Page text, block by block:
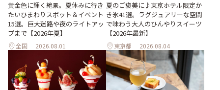
黄金色に輝く絶景。夏休みに行き
たいひまわりスポット＆イベント
15選。巨大迷路や夜のライトアッ
プまで【2026年夏】
全国 2026.08.01
夏のご褒美に♪東京ホテル限定か
き氷41選。ラグジュアリーな空間
で味わう大人のひんやりスイーツ
【2026年最新】
東京都 2026.08.04